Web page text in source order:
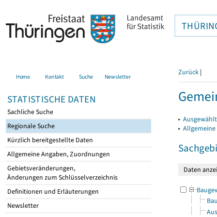
Home Kontakt Suche Newsletter
STATISTISCHE DATEN
Sachliche Suche
Regionale Suche
Kürzlich bereitgestellte Daten
Allgemeine Angaben, Zuordnungen
Gebietsveränderungen,
Änderungen zum Schlüsselverzeichnis
Definitionen und Erläuterungen
Newsletter
Zurück |
▸
▸